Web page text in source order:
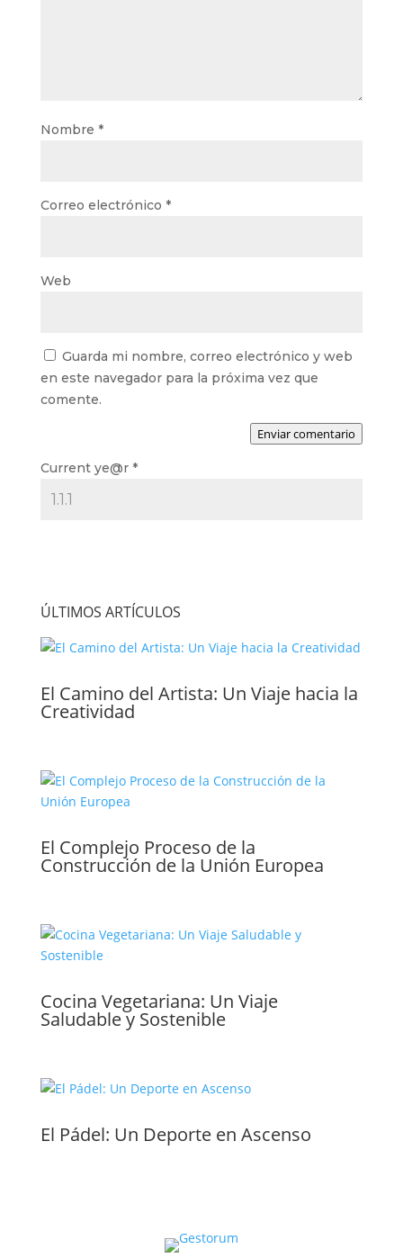
Nombre *
Correo electrónico *
Web
Guarda mi nombre, correo electrónico y web
en este navegador para la próxima vez que
comente.
Enviar comentario
Current ye@r *
ÚLTIMOS ARTÍCULOS
El Camino del Artista: Un Viaje hacia la
Creatividad
El Complejo Proceso de la
Construcción de la Unión Europea
Cocina Vegetariana: Un Viaje
Saludable y Sostenible
El Pádel: Un Deporte en Ascenso